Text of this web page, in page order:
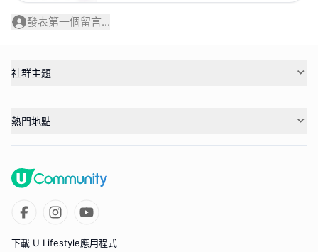
SOGO G樓
發表第一個留言...
社群主題
熱門地點
下載 U Lifestyle應用程式